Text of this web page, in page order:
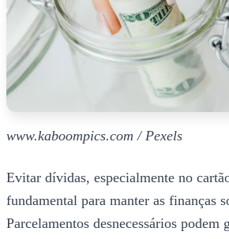
www.kaboompics.com / Pexels
Evitar dívidas, especialmente no
fundamental para manter as finanças
Parcelamentos desnecessários podem